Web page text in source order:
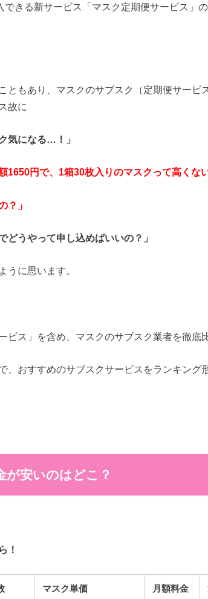
きる新サービス「マスク定期便サービス」
ともあり、マスクのサブスク（定期便サービ
故に
気になる…！」
1650円で、1箱30枚入りのマスクって高くない
？」
どうやって申し込めばいいの？」
うに思います。
ス」を含め、マスクのサブスク業者を徹底
、おすすめのサブスクサービスをランキング
が安いのはどこ？
！
マスク単価 月額料金